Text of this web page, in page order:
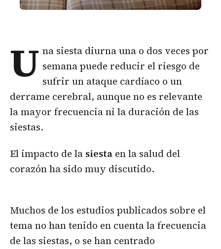
U na siesta diurna una o dos veces por
semana puede reducir el riesgo de
sufrir un ataque cardíaco o un
derrame cerebral, aunque no es relevante
la mayor frecuencia ni la duración de las
siestas.
El impacto de la siesta en la salud del
corazón ha sido muy discutido.
Muchos de los estudios publicados sobre el
tema no han tenido en cuenta la frecuencia
de las siestas, o se han centrado